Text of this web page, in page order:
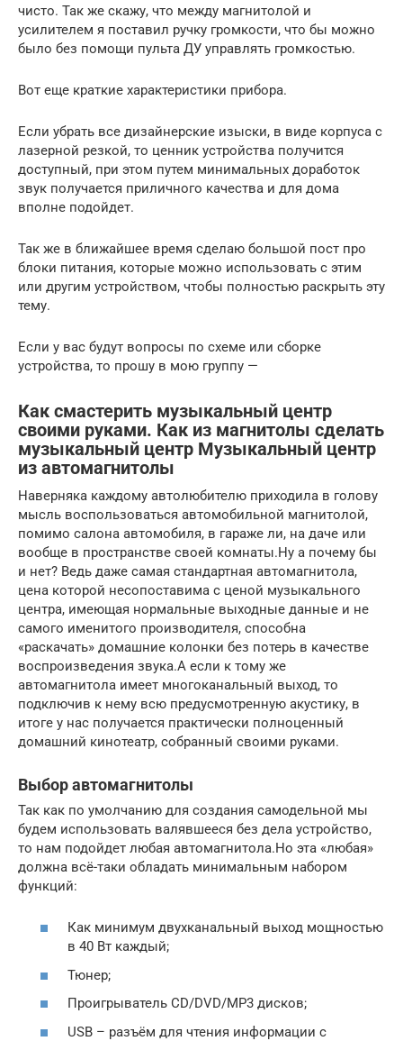
чисто. Так же скажу, что между магнитолой и
усилителем я поставил ручку громкости, что бы можно
было без помощи пульта ДУ управлять громкостью.
Вот еще краткие характеристики прибора.
Если убрать все дизайнерские изыски, в виде корпуса с
лазерной резкой, то ценник устройства получится
доступный, при этом путем минимальных доработок
звук получается приличного качества и для дома
вполне подойдет.
Так же в ближайшее время сделаю большой пост про
блоки питания, которые можно использовать с этим
или другим устройством, чтобы полностью раскрыть эту
тему.
Если у вас будут вопросы по схеме или сборке
устройства, то прошу в мою группу —
Как смастерить музыкальный центр
своими руками. Как из магнитолы сделать
музыкальный центр Музыкальный центр
из автомагнитолы
Наверняка каждому автолюбителю приходила в голову
мысль воспользоваться автомобильной магнитолой,
помимо салона автомобиля, в гараже ли, на даче или
вообще в пространстве своей комнаты.Ну а почему бы
и нет? Ведь даже самая стандартная автомагнитола,
цена которой несопоставима с ценой музыкального
центра, имеющая нормальные выходные данные и не
самого именитого производителя, способна
«раскачать» домашние колонки без потерь в качестве
воспроизведения звука.А если к тому же
автомагнитола имеет многоканальный выход, то
подключив к нему всю предусмотренную акустику, в
итоге у нас получается практически полноценный
домашний кинотеатр, собранный своими руками.
Выбор автомагнитолы
Так как по умолчанию для создания самодельной мы
будем использовать валявшееся без дела устройство,
то нам подойдет любая автомагнитола.Но эта «любая»
должна всё-таки обладать минимальным набором
функций:
Как минимум двухканальный выход мощностью
в 40 Вт каждый;
Тюнер;
Проигрыватель CD/DVD/MP3 дисков;
USB – разъём для чтения информации с